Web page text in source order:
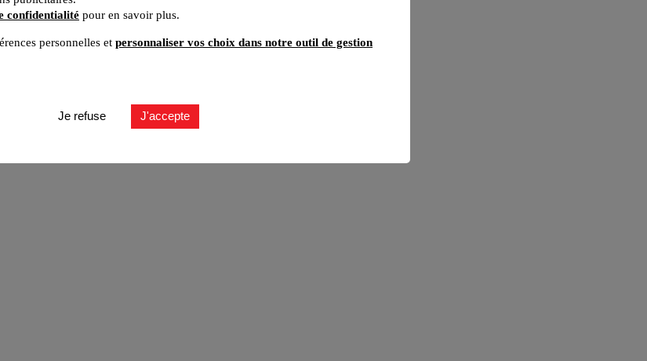
confidentialité pour en savoir plus.
personnelles et personnaliser vos choix dans notre outil de gestion
Je refuse J'accepte